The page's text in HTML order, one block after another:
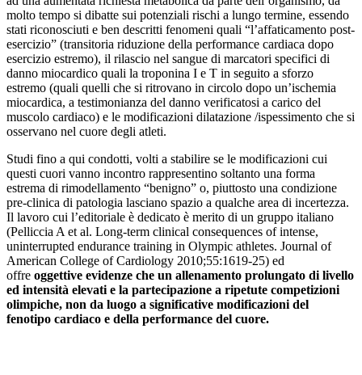
molto tempo si dibatte sui potenziali rischi a lungo termine, essendo
stati riconosciuti e ben descritti fenomeni quali “l’affaticamento post-
esercizio” (transitoria riduzione della performance cardiaca dopo
esercizio estremo), il rilascio nel sangue di marcatori specifici di
danno miocardico quali la troponina I e T in seguito a sforzo
estremo (quali quelli che si ritrovano in circolo dopo un’ischemia
miocardica, a testimonianza del danno verificatosi a carico del
muscolo cardiaco) e le modificazioni dilatazione /ispessimento che si
osservano nel cuore degli atleti.
Studi fino a qui condotti, volti a stabilire se le modificazioni cui
questi cuori vanno incontro rappresentino soltanto una forma
estrema di rimodellamento “benigno” o, piuttosto una condizione
pre-clinica di patologia lasciano spazio a qualche area di incertezza.
Il lavoro cui l’editoriale è dedicato è merito di un gruppo italiano
(Pelliccia A et al. Long-term clinical consequences of intense,
uninterrupted endurance training in Olympic athletes. Journal of
American College of Cardiology 2010;55:1619-25) ed
offre oggettive evidenze che un allenamento prolungato di livello
ed intensità elevati e la partecipazione a ripetute competizioni
olimpiche, non da luogo a significative modificazioni del
fenotipo cardiaco e della performance del cuore.